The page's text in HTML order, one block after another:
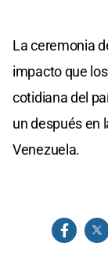
La ceremonia
impacto que
cotidiana del
un después en
Venezuela.